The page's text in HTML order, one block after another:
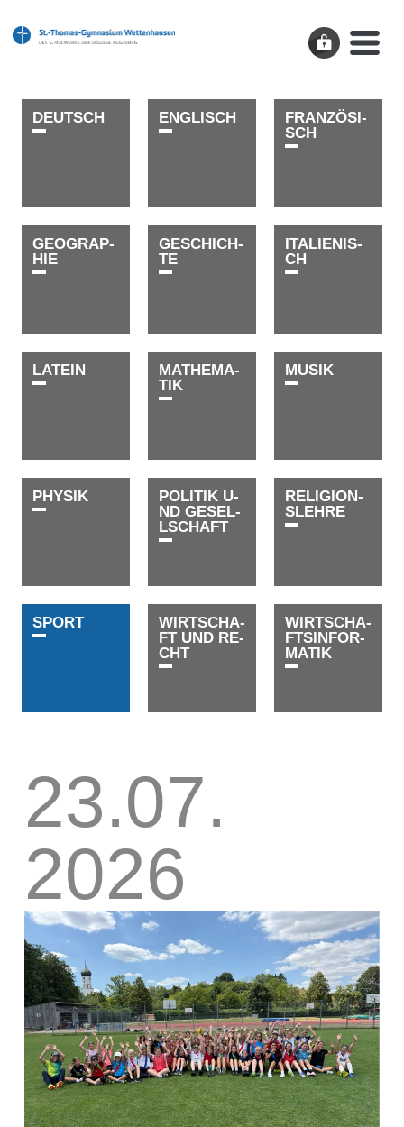
D­E­U­T­S­C­H E­N­G­­­L­I­S­C­H
F­R­A­N­Z­Ö­­­­­S­I­
S­C­H
G­E­O­­­G­R­A­P­
H­I­E
G­E­­­S­C­H­I­C­H­­­
T­E
I­T­A­L­I­E­­­N­I­S­
C­H
L­A­T­E­I­N
M­A­T­H­E­­­­­M­A­
T­I­K
M­U­S­I­K
P­H­Y­S­I­K
P­O­L­I­T­I­K­ ­U­
N­D­ ­G­E­S­E­L­
L­­­S­C­H­A­F­T
R­E­L­I­­­G­I­O­N­
S­­­­­L­E­H­R­E
S­P­O­R­T
W­I­R­T­­­S­C­H­A­
F­T­ ­U­N­D­ ­R­E­
C­H­T
W­I­R­T­­­­­S­C­H­A­
F­T­S­­­­­I­N­F­O­R­­­
M­A­T­I­K
23.07.
2026